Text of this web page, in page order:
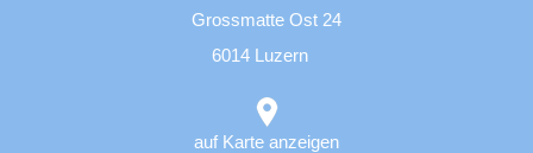
Grossmatte Ost 24
6014 Luzern
auf Karte anzeigen